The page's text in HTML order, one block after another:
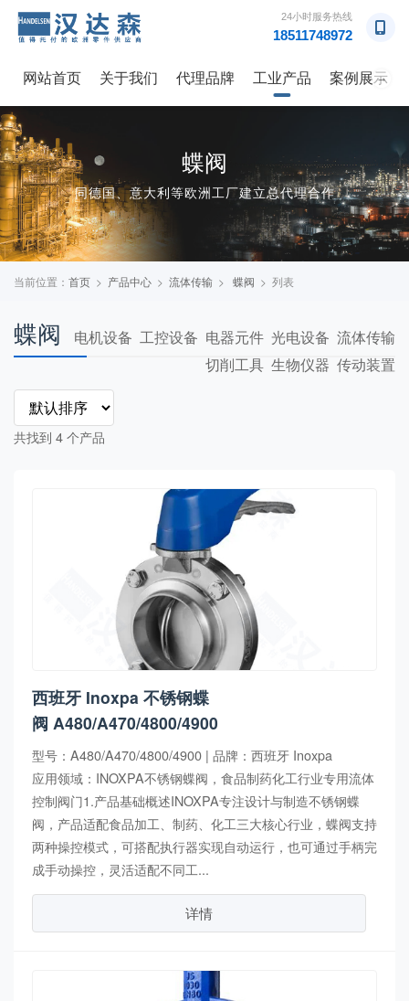
24小时服务热线
18511748972
→
网站首页 关于我们 代理品牌 工业产品 案例展示
蝶阀
同德国、意大利等欧洲工厂建立总代理合作
当前位置： 首页 > 产品中心 > 流体传输 > 蝶阀 > 列表
蝶阀 流体传输
光电设备
电器元件
工控设备
电机设备
传动装置
生物仪器
切削工具
共找到 4 个产品
西班牙 Inoxpa 不锈钢蝶
阀 A480/A470/4800/4900
型号：A480/A470/4800/4900 | 品牌：西班牙 Inoxpa
应用领域：INOXPA不锈钢蝶阀，食品制药化工行业专用流体
控制阀门1.产品基础概述INOXPA专注设计与制造不锈钢蝶
阀，产品适配食品加工、制药、化工三大核心行业，蝶阀支持
两种操控模式，可搭配执行器实现自动运行，也可通过手柄完
成手动操控，灵活适配不同工...
详情